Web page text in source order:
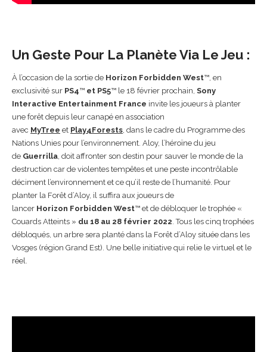
Un Geste Pour La Planète Via Le Jeu :
À l’occasion de la sortie de Horizon Forbidden West™, en
exclusivité sur PS4™ et PS5™ le 18 février prochain, Sony
Interactive Entertainment France invite les joueurs à planter
une forêt depuis leur canapé en association
avec MyTree et Play4Forests, dans le cadre du Programme des
Nations Unies pour l’environnement. Aloy, l’héroïne du jeu
de Guerrilla, doit affronter son destin pour sauver le monde de la
destruction car de violentes tempêtes et une peste incontrôlable
déciment l’environnement et ce qu’il reste de l’humanité. Pour
planter la Forêt d’Aloy, il suffira aux joueurs de
lancer Horizon Forbidden West™ et de débloquer le trophée «
Couards Atteints » du 18 au 28 février 2022. Tous les cinq trophées
débloqués, un arbre sera planté dans la Forêt d’Aloy située dans les
Vosges (région Grand Est). Une belle initiative qui relie le virtuel et le
réel.